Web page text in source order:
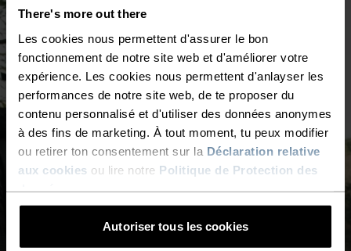
There's more out there
Les cookies nous permettent d'assurer le bon
fonctionnement de notre site web et d'améliorer votre
expérience. Les cookies nous permettent d'anlayser les
performances de notre site web, de te proposer du
contenu personnalisé et d'utiliser des données anonymes
à des fins de marketing. À tout moment, tu peux modifier
ou retirer ton consentement sur la Déclaration relative
aux cookies ou lire notre Politique de Protection des
Autoriser tous les cookies